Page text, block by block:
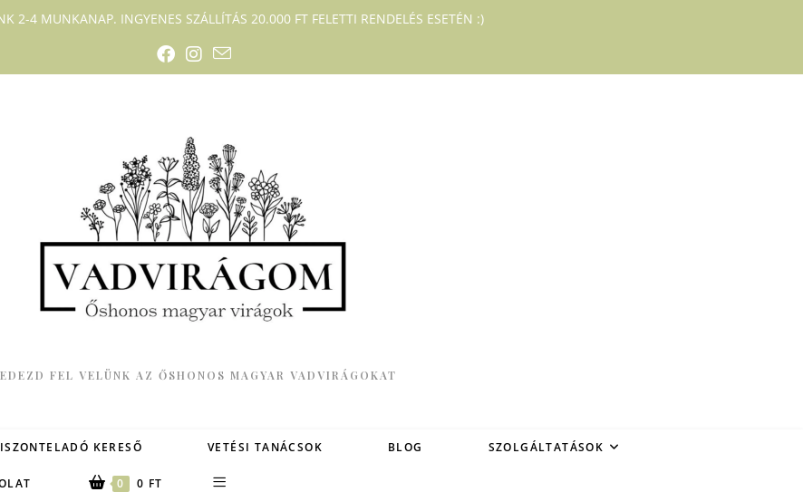
2-4 MUNKANAP. INGYENES SZÁLLÍTÁS 20.000 FT FELETTI RENDELÉS ESETÉN :)
FEL VELÜNK AZ ŐSHONOS MAGYAR VADVIRÁGOKAT
KERESŐ VETÉSI TANÁCSOK BLOG SZOLGÁLTATÁSOK
0 0 FT